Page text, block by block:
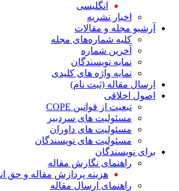
انگلیسی
اخبار نشریه
آرشیو مجله و مقالات
کلیه شماره‌های مجله
آخرین شماره
نمایه نویسندگان
نمایه واژه های کلیدی
ارسال مقاله (ثبت نام)
اصول اخلاقی
تبعیت از قوانین COPE
مسئولیت های سردبیر
مسئولیت های داوران
مسئولیت های نویسندگان
برای نویسندگان
راهنمای نگارش مقاله
هزینه پردازش مقاله و حق
راهنمای ارسال مقاله